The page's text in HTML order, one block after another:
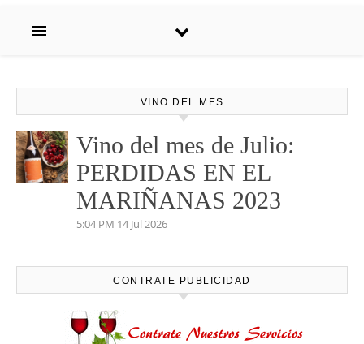
VINO DEL MES
Vino del mes de Julio:
PERDIDAS EN EL
MARIÑANAS 2023
5:04 PM 14 Jul 2026
CONTRATE PUBLICIDAD